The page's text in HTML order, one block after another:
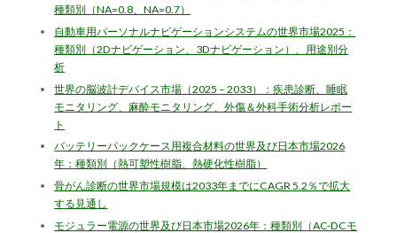
種類別（NA=0.8、NA=0.7）
自動車用パーソナルナビゲーションシステムの世界市場2025：
種類別（2Dナビゲーション、3Dナビゲーション）、用途別分
析
世界の脳波計デバイス市場（2025 – 2033）：疾患診断、睡眠
モニタリング、麻酔モニタリング、外傷＆外科手術分析レポー
ト
バッテリーパックケース用複合材料の世界及び日本市場2026
年：種類別（熱可塑性樹脂、熱硬化性樹脂）
骨がん診断の世界市場規模は2033年までにCAGR 5.2％で拡大
する見通し
モジュラー電源の世界及び日本市場2026年：種類別（AC-DCモ